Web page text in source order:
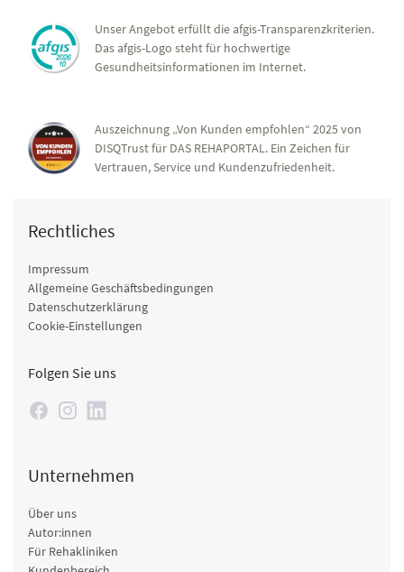
Unser Angebot erfüllt die afgis-Transparenzkriterien.
Das afgis-Logo steht für hochwertige
Gesundheitsinformationen im Internet.
Auszeichnung „Von Kunden empfohlen“ 2025 von
DISQTrust für DAS REHAPORTAL. Ein Zeichen für
Vertrauen, Service und Kundenzufriedenheit.
Rechtliches
Impressum
Allgemeine Geschäftsbedingungen
Datenschutzerklärung
Cookie-Einstellungen
Folgen Sie uns
Unternehmen
Über uns
Autor:innen
Für Rehakliniken